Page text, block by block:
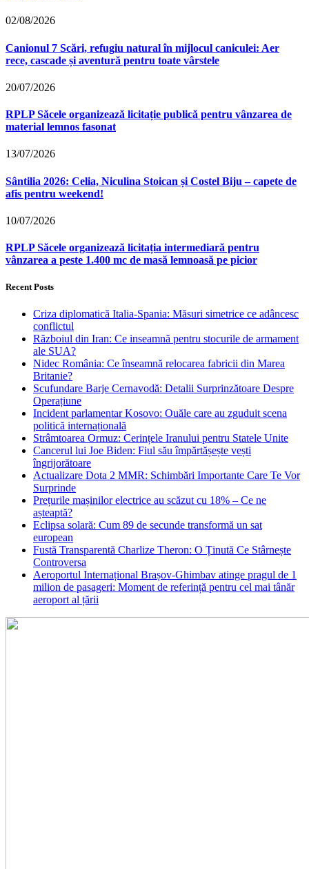
02/08/2026
Canionul 7 Scări, refugiu natural în mijlocul caniculei: Aer
rece, cascade și aventură pentru toate vârstele
20/07/2026
RPLP Săcele organizează licitație publică pentru vânzarea de
material lemnos fasonat
13/07/2026
Sântilia 2026: Celia, Niculina Stoican și Costel Biju – capete de
afis pentru weekend!
10/07/2026
RPLP Săcele organizează licitația intermediară pentru
vânzarea a peste 1.400 mc de masă lemnoasă pe picior
Recent Posts
Criza diplomatică Italia-Spania: Măsuri simetrice ce adâncesc
conflictul
Războiul din Iran: Ce inseamnă pentru stocurile de armament
ale SUA?
Nidec România: Ce înseamnă relocarea fabricii din Marea
Britanie?
Scufundare Barje Cernavodă: Detalii Surprinzătoare Despre
Operațiune
Incident parlamentar Kosovo: Ouăle care au zguduit scena
politică internațională
Strâmtoarea Ormuz: Cerințele Iranului pentru Statele Unite
Cancerul lui Joe Biden: Fiul său împărtășește vești
îngrijorătoare
Actualizare Dota 2 MMR: Schimbări Importante Care Te Vor
Surprinde
Prețurile mașinilor electrice au scăzut cu 18% – Ce ne
așteaptă?
Eclipsa solară: Cum 89 de secunde transformă un sat
european
Fustă Transparentă Charlize Theron: O Ținută Ce Stârnește
Controversa
Aeroportul Internațional Brașov‑Ghimbav atinge pragul de 1
milion de pasageri: Moment de referință pentru cel mai tânăr
aeroport al țării